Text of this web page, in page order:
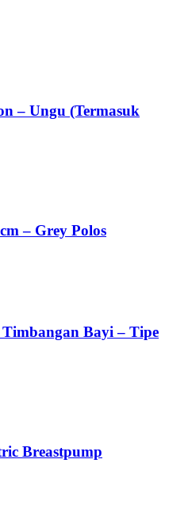
– Ungu (Termasuk
– Grey Polos
Bayi – Tipe
Breastpump